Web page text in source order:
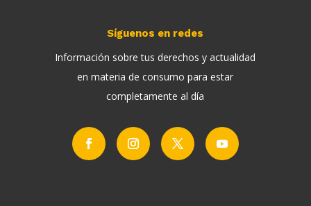
Síguenos en redes
Información sobre tus derechos y actualidad
en materia de consumo para estar
completamente al día